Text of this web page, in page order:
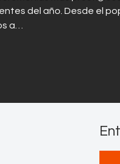
del año. Desde el
a…